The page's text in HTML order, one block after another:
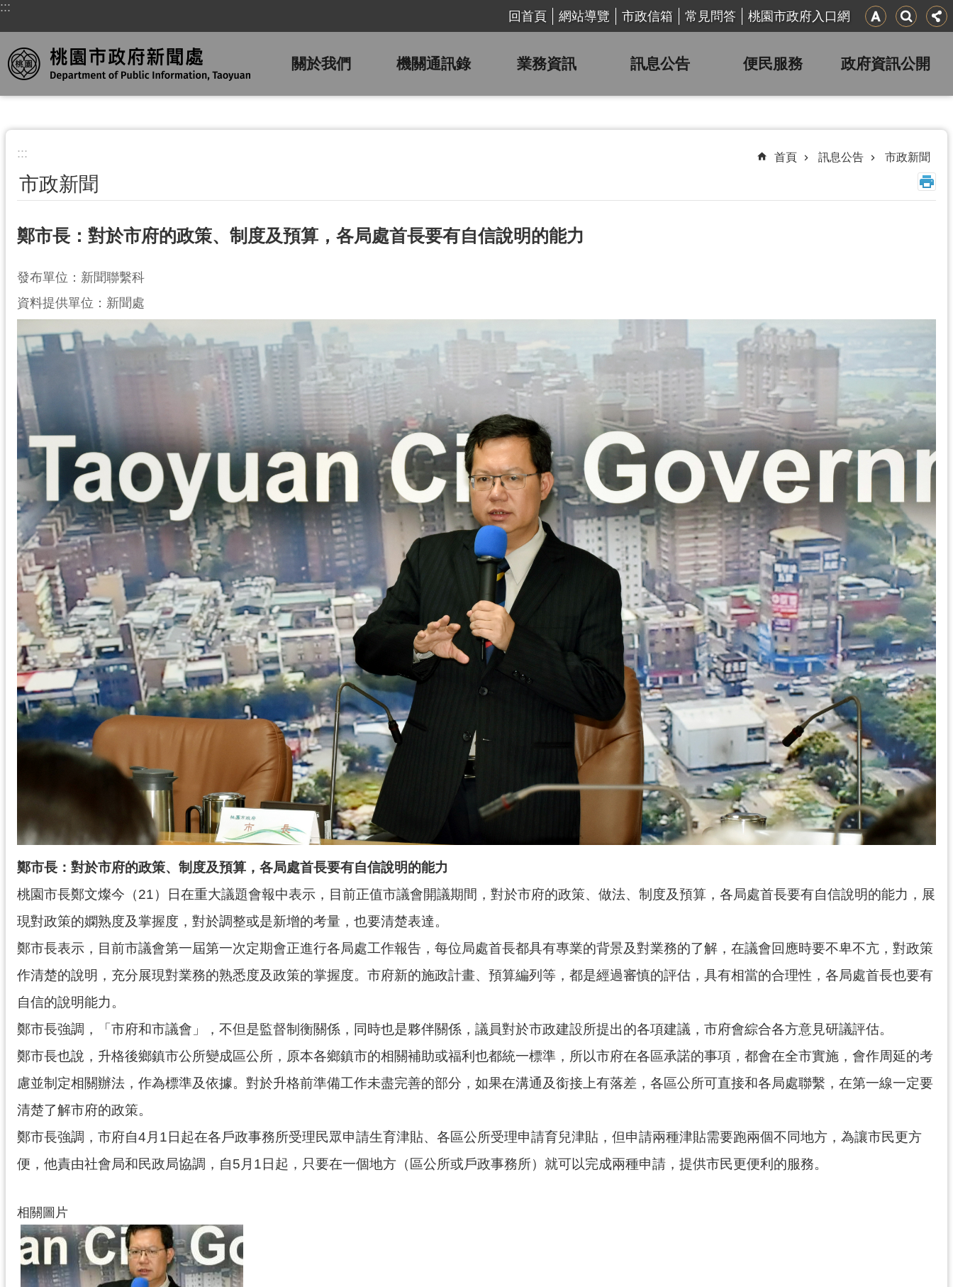
跳到主要內容區塊
:::
回首頁 網站導覽 市政信箱 常見問答 桃園市政府入口網
關於我們 機關通訊錄 業務資訊 訊息公告 便民服務 政府資訊公開
::: 首頁 訊息公告 市政新聞
市政新聞
鄭市長：對於市府的政策、制度及預算，各局處首長要有自信說明的能力
發布單位：新聞聯繫科
資料提供單位：新聞處
鄭市長：對於市府的政策、制度及預算，各局處首長要有自信說明的能力
桃園市長鄭文燦今（21）日在重大議題會報中表示，目前正值市議會開議期間，對於市府的政策、做法、制度及預算，各局處首長要有自信說明的能力，展
現對政策的嫻熟度及掌握度，對於調整或是新增的考量，也要清楚表達。
鄭市長表示，目前市議會第一屆第一次定期會正進行各局處工作報告，每位局處首長都具有專業的背景及對業務的了解，在議會回應時要不卑不亢，對政策
作清楚的說明，充分展現對業務的熟悉度及政策的掌握度。市府新的施政計畫、預算編列等，都是經過審慎的評估，具有相當的合理性，各局處首長也要有
自信的說明能力。
鄭市長強調，「市府和市議會」，不但是監督制衡關係，同時也是夥伴關係，議員對於市政建設所提出的各項建議，市府會綜合各方意見研議評估。
鄭市長也說，升格後鄉鎮市公所變成區公所，原本各鄉鎮市的相關補助或福利也都統一標準，所以市府在各區承諾的事項，都會在全市實施，會作周延的考
慮並制定相關辦法，作為標準及依據。對於升格前準備工作未盡完善的部分，如果在溝通及銜接上有落差，各區公所可直接和各局處聯繫，在第一線一定要
清楚了解市府的政策。
鄭市長強調，市府自4月1日起在各戶政事務所受理民眾申請生育津貼、各區公所受理申請育兒津貼，但申請兩種津貼需要跑兩個不同地方，為讓市民更方
便，他責由社會局和民政局協調，自5月1日起，只要在一個地方（區公所或戶政事務所）就可以完成兩種申請，提供市民更便利的服務。
相關圖片